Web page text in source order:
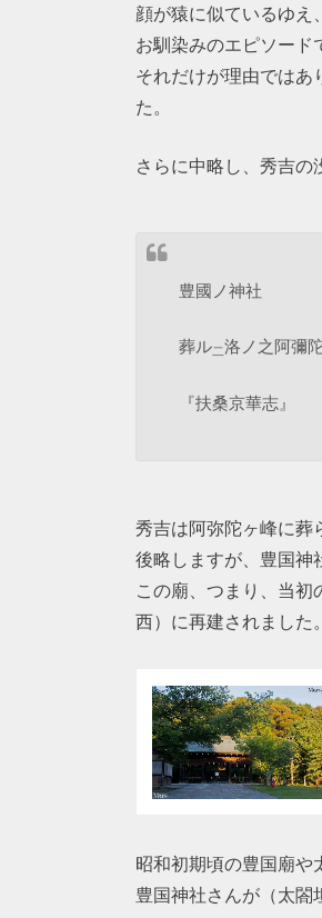
顔が猿に似ているゆえ
お馴染みのエピソード
それだけが理由ではあ
た。
さらに中略し、秀吉の
豊國ノ神社
葬ル二洛ノ之阿彌
『扶桑京華志』
秀吉は阿弥陀ヶ峰に葬
後略しますが、豊国神
この廟、つまり、当
西）に再建されました。
昭和初期頃の豊国廟や
豊国神社さんが（太閤